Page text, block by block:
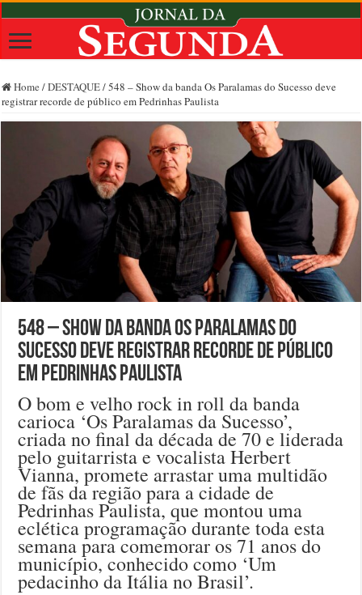
Home /DESTAQUE/548 – Show da banda Os Paralamas do Sucesso deve
registrar recorde de público em Pedrinhas Paulista
548 – Show da banda Os Paralamas do
Sucesso deve registrar recorde de público
em Pedrinhas Paulista
O bom e velho rock in roll da banda
carioca ‘Os Paralamas da Sucesso’,
criada no final da década de 70 e liderada
pelo guitarrista e vocalista Herbert
Vianna, promete arrastar uma multidão
de fãs da região para a cidade de
Pedrinhas Paulista, que montou uma
eclética programação durante toda esta
semana para comemorar os 71 anos do
município, conhecido como ‘Um
pedacinho da Itália no Brasil’.